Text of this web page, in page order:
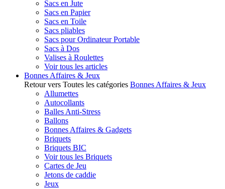
Sacs en Jute
Sacs en Papier
Sacs en Toile
Sacs pliables
Sacs pour Ordinateur Portable
Sacs à Dos
Valises à Roulettes
Voir tous les articles
Bonnes Affaires & Jeux
Retour vers Toutes les catégories Bonnes Affaires & Jeux
Allumettes
Autocollants
Balles Anti-Stress
Ballons
Bonnes Affaires & Gadgets
Briquets
Briquets BIC
Voir tous les Briquets
Cartes de Jeu
Jetons de caddie
Jeux